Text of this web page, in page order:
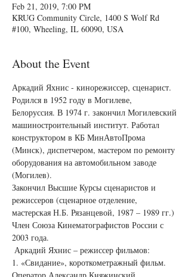
Feb 21, 2019, 7:00 PM
KRUG Community Circle, 1400 S Wolf Rd
#100, Wheeling, IL 60090, USA
About the Event
Аркадий Яхнис - кинорежиссер, сценарист.
Родился в 1952 году в Могилеве,
Белоруссия. В 1974 г. закончил Могилевский
машиностроительный институт. Работал
конструктором в КБ МинАвтоПрома
(Минск), диспетчером, мастером по ремонту
оборудования на автомобильном заводе
(Могилев).
Закончил Высшие Курсы сценаристов и
режиссеров (сценарное отделение,
мастерская Н.Б. Рязанцевой, 1987 – 1989 гг.)
Член Союза Кинематографистов России с
2003 года.
Аркадий Яхнис – режиссер фильмов:
1. «Свидание», короткометражный фильм.